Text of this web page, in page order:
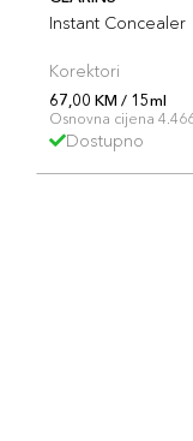
Instant Concealer
Korektori
67,00 KM / 15ml
Osnovna cijena
Dostupno